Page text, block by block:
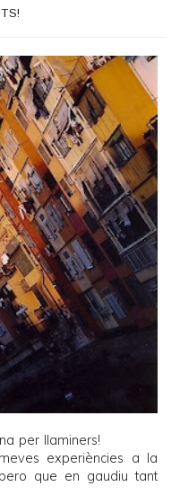
per llaminers!
experiències a la
que en gaudiu tant